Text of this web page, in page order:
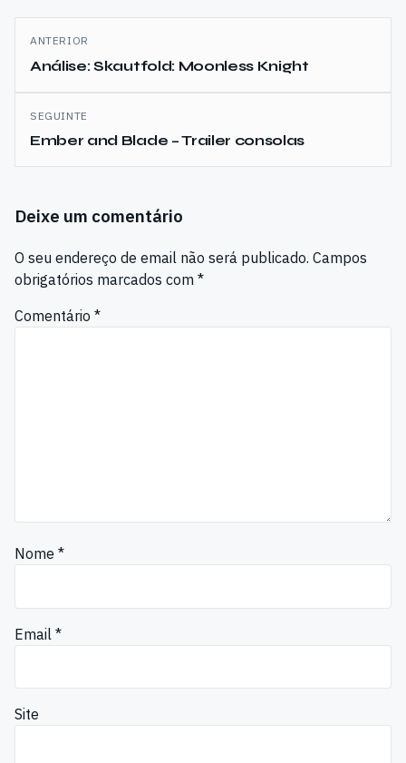
Navegação
de
artigos
ANTERIOR
Análise: Skautfold: Moonless Knight
SEGUINTE
Ember and Blade – Trailer consolas
Deixe um comentário
O seu endereço de email não será publicado. Campos
obrigatórios marcados com *
Comentário *
Nome *
Email *
Site